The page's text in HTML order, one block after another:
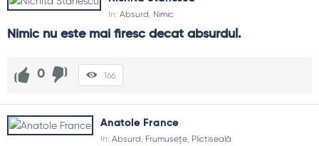
In: Absurd Nimic
Nimic nu este mai firesc decat absurdul.
0 166
Anatole France
In: Absurd Frumusețe Plictiseală